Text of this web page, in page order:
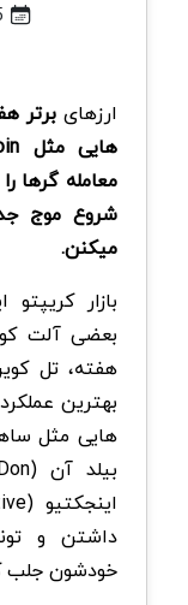
ارزهای برتر
معامله گرها
شروع موج
میکنن.
بازار
بعضی آلت
داشتن و
خودشون جلب